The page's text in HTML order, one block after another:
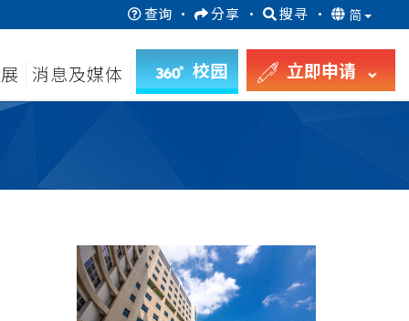
查询 · 分享 · 搜寻 · 简
消息及媒体 校园 立即申请